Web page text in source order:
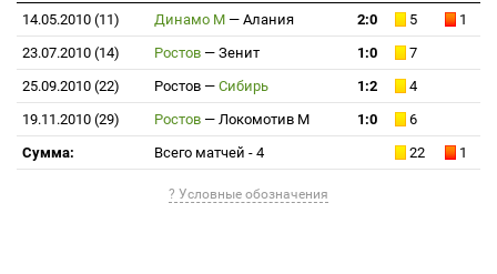
14.05.2010 (11)
Динамо М — Алания 2:0 5
1
23.07.2010 (14)
Ростов — Зенит 1:0
7
25.09.2010 (22)
Ростов — Сибирь 1:2
4
19.11.2010 (29)
Ростов — Локомотив М 1:0
6
Сумма:
Всего матчей - 4 22 1
? Условные обозначения